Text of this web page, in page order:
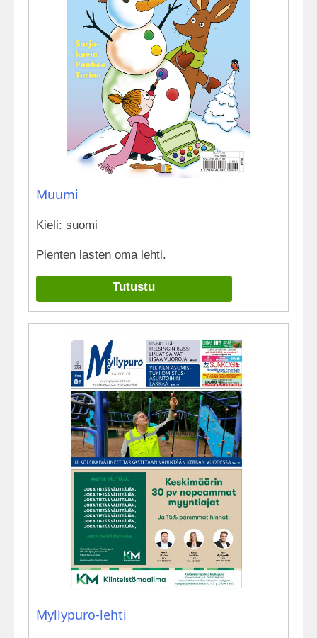
Muumi
Kieli: suomi
Pienten lasten oma lehti.
Tutustu
Myllypuro-lehti